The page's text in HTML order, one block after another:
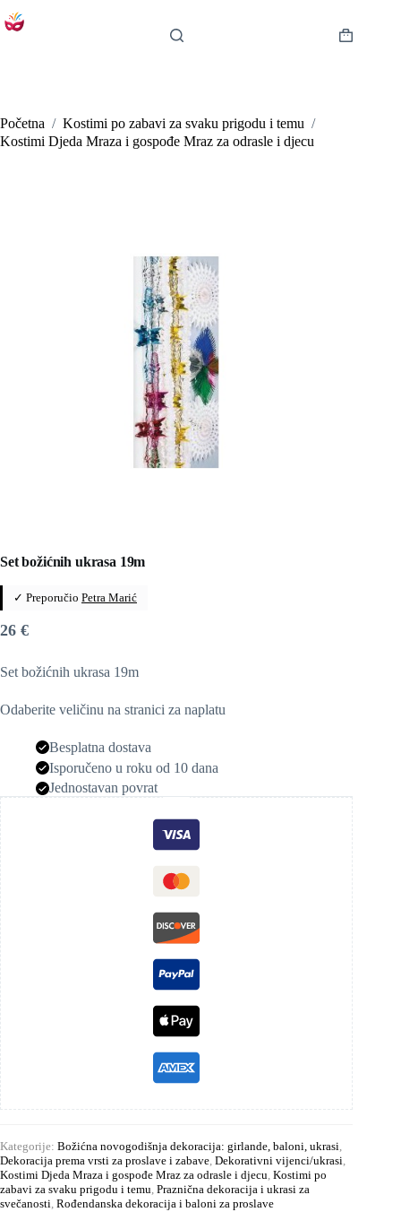
na
Košarica
Početna / Kostimi po zabavi za svaku prigodu i temu /
Kostimi Djeda Mraza i gospođe Mraz za odrasle i djecu
Set božićnih ukrasa 19m
✓ Preporučio Petra Marić
26 €
Set božićnih ukrasa 19m
Odaberite veličinu na stranici za naplatu
Besplatna dostava
Isporučeno u roku od 10 dana
Jednostavan povrat
Kategorije: Božićna novogodišnja dekoracija: girlande, baloni, ukrasi,
Dekoracija prema vrsti za proslave i zabave, Dekorativni vijenci/ukrasi,
Kostimi Djeda Mraza i gospođe Mraz za odrasle i djecu, Kostimi po
zabavi za svaku prigodu i temu, Praznična dekoracija i ukrasi za
svečanosti, Rođendanska dekoracija i baloni za proslave